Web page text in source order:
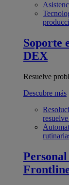
Soporte
DEX
Resuelve
Descubre más